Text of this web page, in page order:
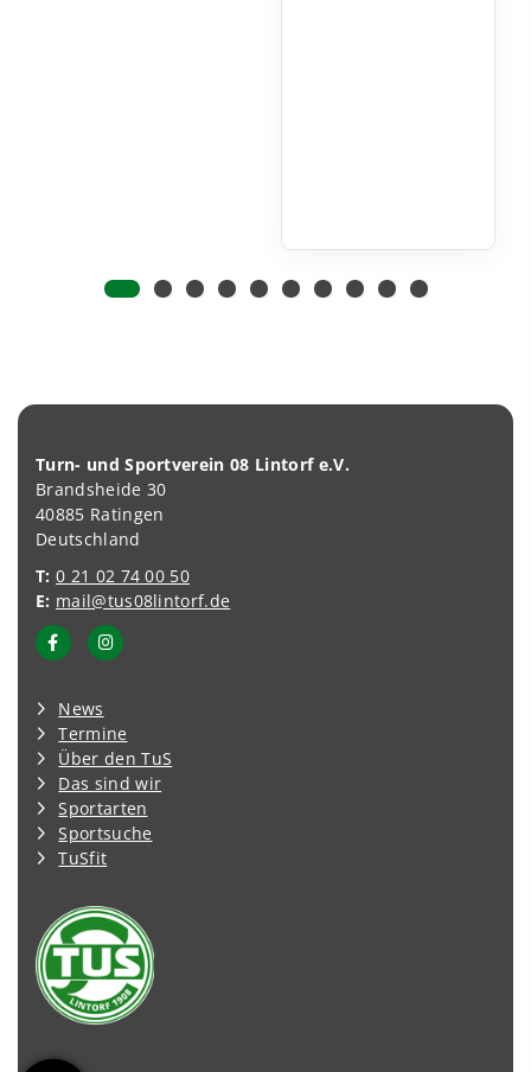
Turn- und Sportverein 08 Lintorf e.V.
Brandsheide 30
40885 Ratingen
Deutschland
T: 0 21 02 74 00 50
E: mail@tus08lintorf.de
News
Termine
Über den TuS
Das sind wir
Sportarten
Sportsuche
TuSfit